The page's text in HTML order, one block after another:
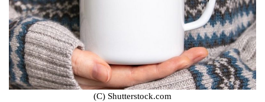
(C) Shutterstock.com